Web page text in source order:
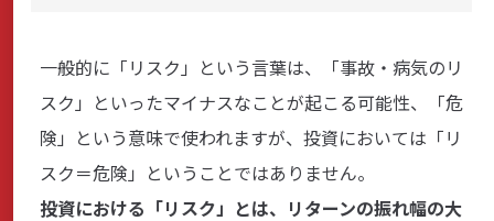
一般的に「リスク」という言葉は、「事故・病気のリ
スク」といったマイナスなことが起こる可能性、「危
険」という意味で使われますが、投資においては「リ
スク＝危険」ということではありません。
投資における「リスク」とは、リターンの振れ幅の大